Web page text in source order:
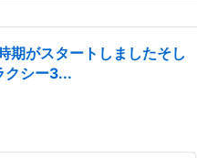
期がスタートしましたそし
シー3...